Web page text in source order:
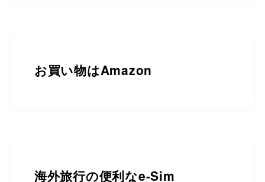
お買い物はAmazon
海外旅行の便利なe-Sim